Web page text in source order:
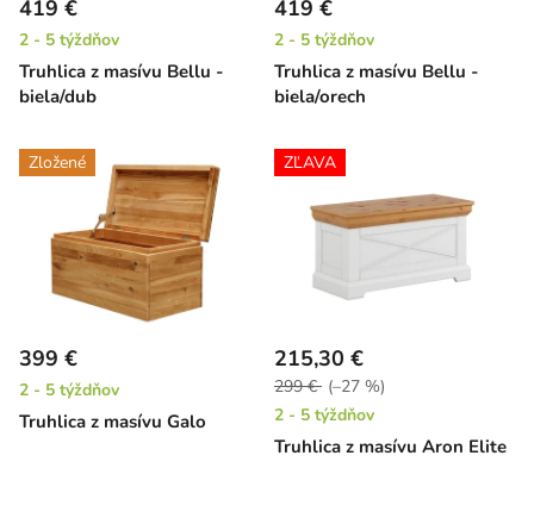
Truhlica z masívu Bellu -
biela/dub
419 €
2 - 5 týždňov
Truhlica z masívu Bellu -
biela/orech
419 €
2 - 5 týždňov
Zložené
Truhlica z masívu Galo
399 €
2 - 5 týždňov
ZĽAVA
Truhlica z masívu Aron Elite
215,30 €
299 € (–27 %)
2 - 5 týždňov